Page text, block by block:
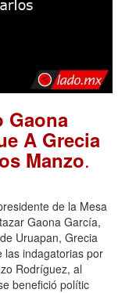
Gaona
A Grecia
Manzo.
de la Mesa
Gaona García,
Uruapan, Grecia
las indagatorias por
Rodríguez, al
benefició polític